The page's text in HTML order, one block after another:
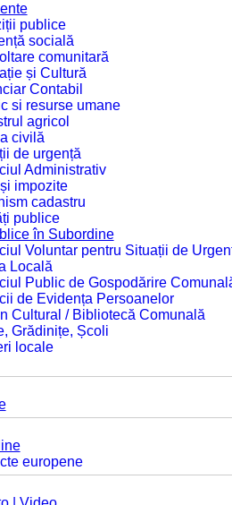
publice
socială
comunitară
și Cultură
Contabil
si resurse umane
agricol
civilă
de urgență
Administrativ
impozite
cadastru
publice
în Subordine
Voluntar pentru Situații de
Locală
Public de Gospodărire
de Evidența Persoanelor
Cultural / Bibliotecă Comunală
Grădinițe, Școli
locale
europene